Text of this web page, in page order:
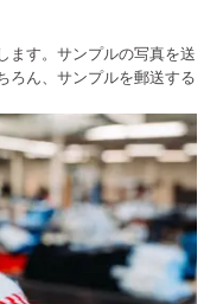
ます。サンプルの写真を送
ろん、サンプルを郵送する